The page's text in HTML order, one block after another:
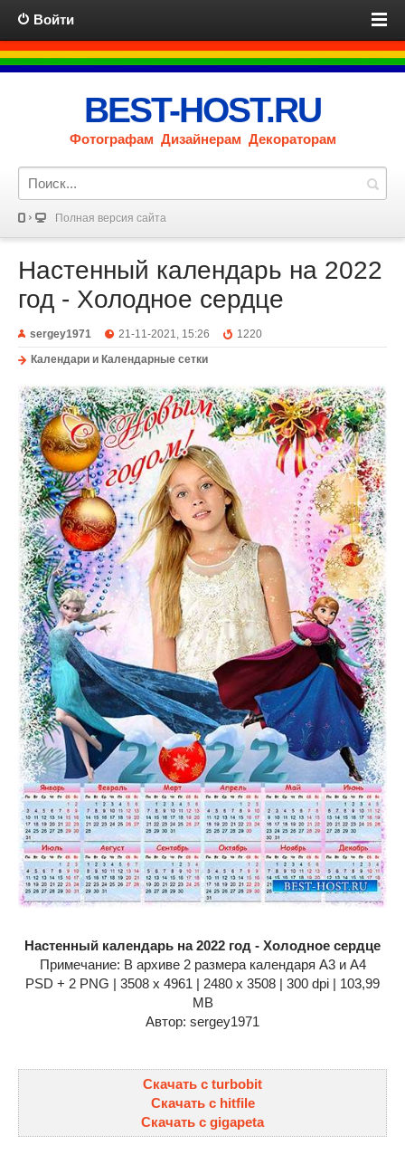
Войти
BEST-HOST.RU
Фотографам Дизайнерам Декораторам
Полная версия сайта
Настенный календарь на 2022
год - Холодное сердце
sergey1971 21-11-2021, 15:26
1220
Календари и Календарные сетки
Настенный календарь на 2022 год - Холодное сердце
Примечание: В архиве 2 размера календаря А3 и А4
PSD + 2 PNG | 3508 x 4961 | 2480 x 3508 | 300 dpi | 103,99
MB
Автор: sergey1971
Скачать с turbobit
Скачать с hitfile
Скачать с gigapeta